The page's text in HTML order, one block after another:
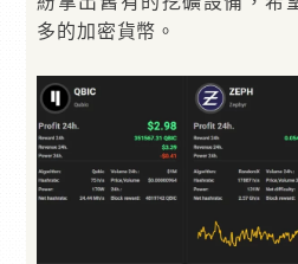
多的加密貨幣。